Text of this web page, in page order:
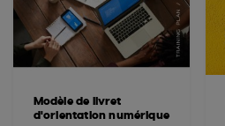
Modèle de livret
d'orientation numérique